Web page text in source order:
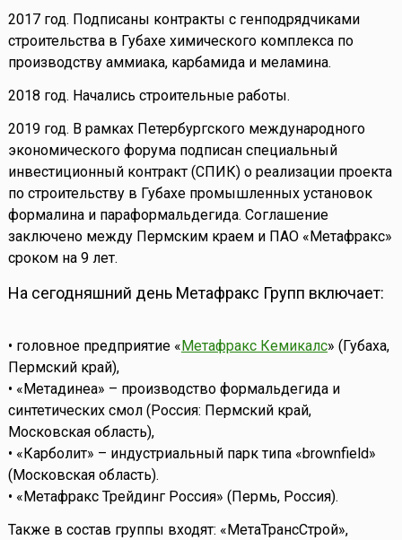
2017 год. Подписаны контракты с генподрядчиками
строительства в Губахе химического комплекса по
производству аммиака, карбамида и меламина.
2018 год. Начались строительные работы.
2019 год. В рамках Петербургского международного
экономического форума подписан специальный
инвестиционный контракт (СПИК) о реализации проекта
по строительству в Губахе промышленных установок
формалина и параформальдегида. Соглашение
заключено между Пермским краем и ПАО «Метафракс»
сроком на 9 лет.
На сегодняшний день Метафракс Групп включает:
• головное предприятие « Метафракс Кемикалс» (Губаха,
Пермский край),
• «Метадинеа» – производство формальдегида и
синтетических смол (Россия: Пермский край,
Московская область),
• «Карболит» – индустриальный парк типа «brownfield»
(Московская область).
• «Метафракс Трейдинг Россия» (Пермь, Россия).
Также в состав группы входят: «МетаТрансСтрой»,